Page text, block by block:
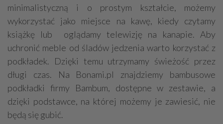
minimalistyczną i o prostym kształcie, możemy
wykorzystać jako miejsce na kawę, kiedy czytamy
książkę lub oglądamy telewizję na kanapie. Aby
uchronić meble od śladów jedzenia warto korzystać z
podkładek. Dzięki temu utrzymamy świeżość przez
długi czas. Na Bonami.pl znajdziemy bambusowe
podkładki firmy Bambum, dostępne w zestawie, a
dzięki podstawce, na której możemy je zawiesić, nie
będą się gubić.